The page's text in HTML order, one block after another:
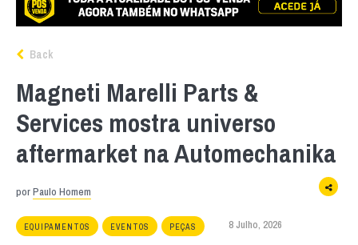
Back
Magneti Marelli Parts &
Services mostra universo
aftermarket na Automechanika
porPaulo Homem
EQUIPAMENTOS EVENTOS PEÇAS 8 Julho, 2026